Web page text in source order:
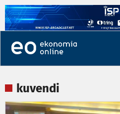
kuvendi